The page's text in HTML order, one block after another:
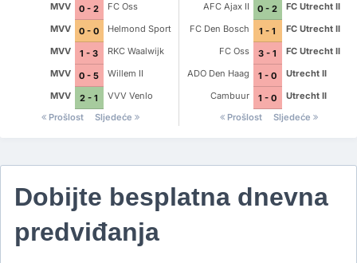
MVV 0 - 2
FC Oss
MVV
0 - 0
Helmond Sport
MVV
1 - 3
RKC Waalwijk
MVV
0 - 5
Willem II
MVV
2 - 1
VVV Venlo
Prošlost
Sljedeće
AFC Ajax II 0 - 2
FC Utrecht II
FC Den Bosch
1 - 1
FC Utrecht II
FC Oss
3 - 1
FC Utrecht II
ADO Den Haag
1 - 0
Utrecht II
Cambuur
1 - 0
Utrecht II
Prošlost
Sljedeće
Dobijte besplatna dnevna
predviđanja